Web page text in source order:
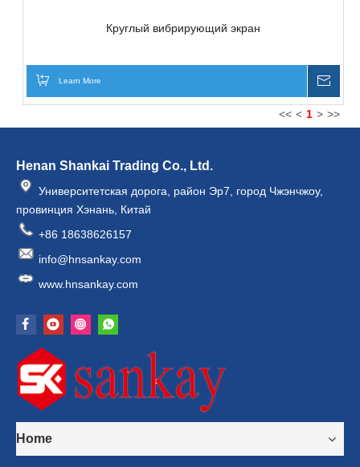
Круглый вибрирующий экран
Learn More
<< < 1 > >>
Henan Shankai Trading Co., Ltd.
Университетская дорога, район Эр7, город Чжэнчжоу,
провинция Хэнань, Китай
+86 18638626157
info@hnsankay.com
www.hnsankay.com
Home